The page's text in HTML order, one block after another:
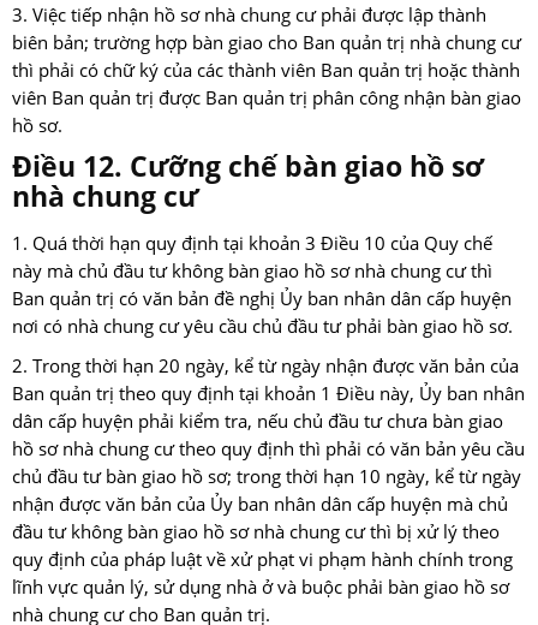
3. Việc tiếp nhận hồ sơ nhà chung cư phải được lập thành
biên bản; trường hợp bàn giao cho Ban quản trị nhà chung cư
thì phải có chữ ký của các thành viên Ban quản trị hoặc thành
viên Ban quản trị được Ban quản trị phân công nhận bàn giao
hồ sơ.
Điều 12. Cưỡng chế bàn giao hồ sơ
nhà chung cư
1. Quá thời hạn quy định tại khoản 3 Điều 10 của Quy chế
này mà chủ đầu tư không bàn giao hồ sơ nhà chung cư thì
Ban quản trị có văn bản đề nghị Ủy ban nhân dân cấp huyện
nơi có nhà chung cư yêu cầu chủ đầu tư phải bàn giao hồ sơ.
2. Trong thời hạn 20 ngày, kể từ ngày nhận được văn bản của
Ban quản trị theo quy định tại khoản 1 Điều này, Ủy ban nhân
dân cấp huyện phải kiểm tra, nếu chủ đầu tư chưa bàn giao
hồ sơ nhà chung cư theo quy định thì phải có văn bản yêu cầu
chủ đầu tư bàn giao hồ sơ; trong thời hạn 10 ngày, kể từ ngày
nhận được văn bản của Ủy ban nhân dân cấp huyện mà chủ
đầu tư không bàn giao hồ sơ nhà chung cư thì bị xử lý theo
quy định của pháp luật về xử phạt vi phạm hành chính trong
lĩnh vực quản lý, sử dụng nhà ở và buộc phải bàn giao hồ sơ
nhà chung cư cho Ban quản trị.